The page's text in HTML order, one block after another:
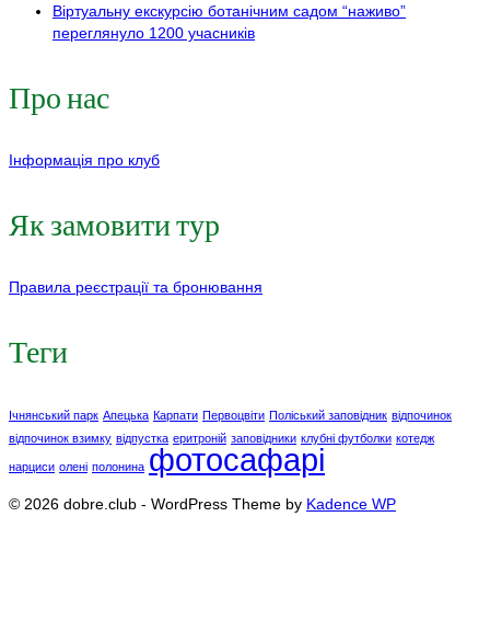
Віртуальну екскурсію ботанічним садом “наживо”
переглянуло 1200 учасників
Про нас
Інформація про клуб
Як замовити тур
Правила реєстрації та бронювання
Теги
Ічнянський парк Апецька Карпати Первоцвіти Поліський заповідник відпочинок
відпочинок взимку відпустка еритроній заповідники клубні футболки котедж
нарциси олені полонина фотосафарі
© 2026 dobre.club - WordPress Theme by Kadence WP